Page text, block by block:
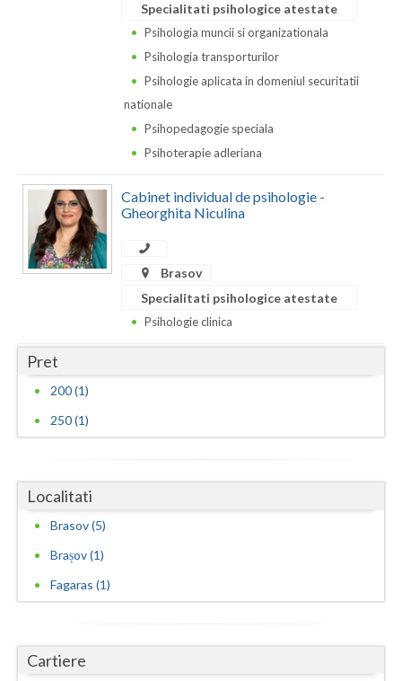
Specialitati psihologice atestate
Psihologia muncii si organizationala
Psihologia transporturilor
Psihologie aplicata in domeniul securitatii
nationale
Psihopedagogie speciala
Psihoterapie adleriana
Cabinet individual de psihologie -
Gheorghita Niculina
Brasov
Specialitati psihologice atestate
Psihologie clinica
Pret
200 (1)
250 (1)
Localitati
Brasov (5)
Brașov (1)
Fagaras (1)
Cartiere